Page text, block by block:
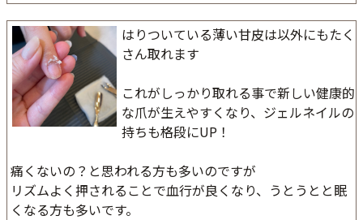
はりついている薄い甘皮は以外にもたく
さん取れます
これがしっかり取れる事で新しい健康的
な爪が生えやすくなり、ジェルネイルの
持ちも格段にUP！
痛くないの？と思われる方も多いのですが
リズムよく押されることで血行が良くなり、うとうとと眠
くなる方も多いです。